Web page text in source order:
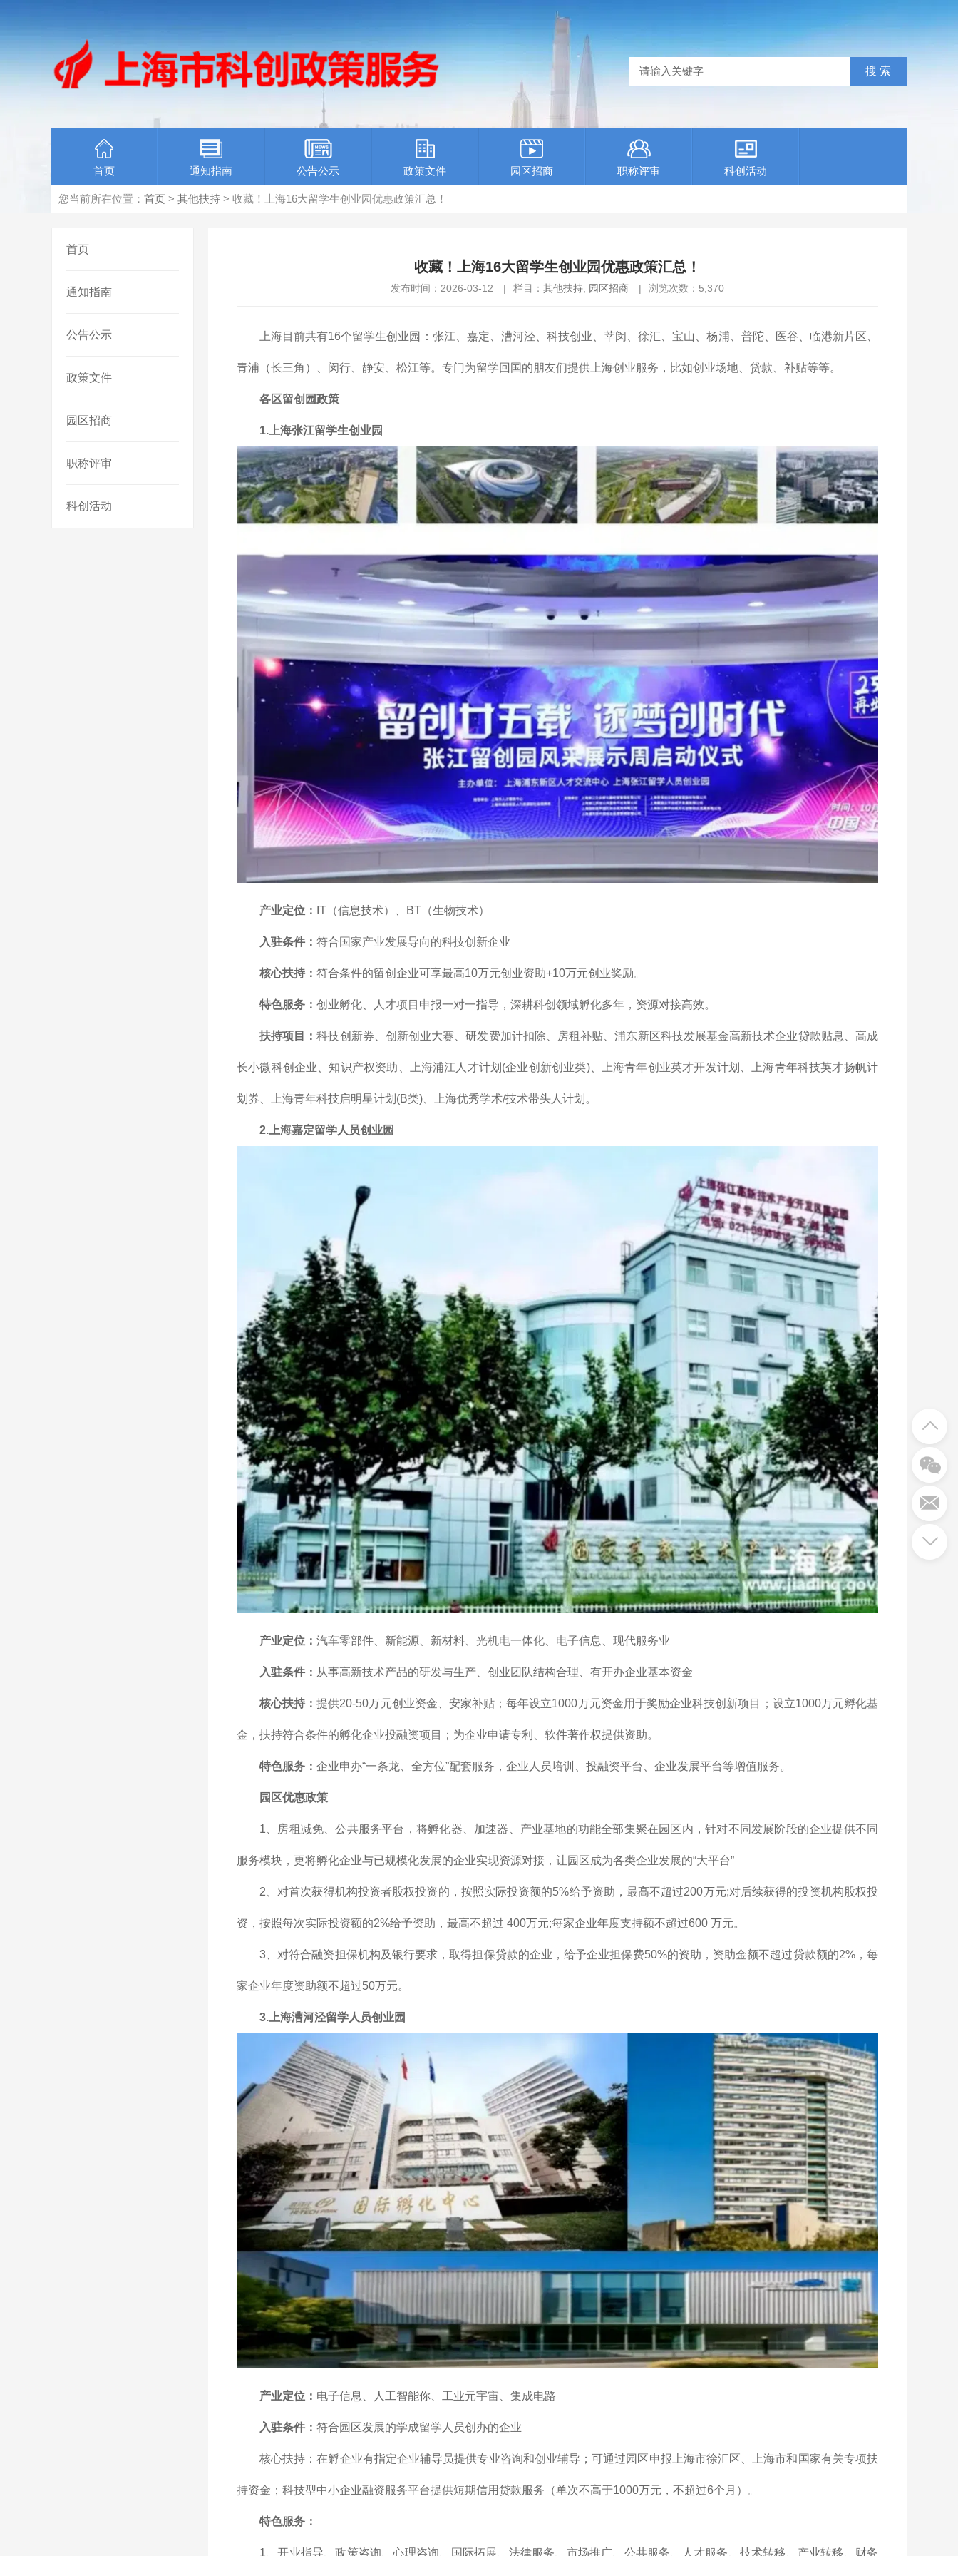
首页 通知指南 公告公示 政策文件 园区招商 职称评审 科创活动
您当前所在位置： 首页 > 其他扶持 > 收藏！上海16大留学生创业园优惠政策汇总！
首页
通知指南
公告公示
政策文件
园区招商
职称评审
科创活动
收藏！上海16大留学生创业园优惠政策汇总！
发布时间：2026-03-12 | 栏目： 其他扶持 园区招商 | 浏览次数： 5,370
上海目前共有16个留学生创业园：张江、嘉定、漕河泾、科技创业、莘闵、徐汇、宝山、杨浦、普陀、医谷、临港新片区、
青浦（长三角）、闵行、静安、松江等。专门为留学回国的朋友们提供上海创业服务，比如创业场地、贷款、补贴等等。
各区留创园政策
1.上海张江留学生创业园
产业定位 ： IT（信息技术）、BT（生物技术）
入驻条件： 符合国家产业发展导向的科技创新企业
核心扶持： 符合条件的留创企业可享最高10万元创业资助+10万元创业奖励。
特色服务： 创业孵化、人才项目申报一对一指导，深耕科创领域孵化多年，资源对接高效。
扶持项目：科技创新券、创新创业大赛、研发费加计扣除、房租补贴、浦东新区科技发展基金高新技术企业贷款贴息、高成
长小微科创企业、知识产权资助、上海浦江人才计划(企业创新创业类)、上海青年创业英才开发计划、上海青年科技英才扬帆计
划券、上海青年科技启明星计划(B类)、上海优秀学术/技术带头人计划。
2.上海嘉定留学人员创业园
产业定位： 汽车零部件、新能源、新材料、光机电一体化、电子信息、现代服务业
入驻条件： 从事高新技术产品的研发与生产、创业团队结构合理、有开办企业基本资金
核心扶持：提供20-50万元创业资金、安家补贴；每年设立1000万元资金用于奖励企业科技创新项目；设立1000万元孵化基
金，扶持符合条件的孵化企业投融资项目；为企业申请专利、软件著作权提供资助。
特色服务： 企业申办“一条龙、全方位”配套服务，企业人员培训、投融资平台、企业发展平台等增值服务。
园区优惠政策
1、房租减免、公共服务平台，将孵化器、加速器、产业基地的功能全部集聚在园区内，针对不同发展阶段的企业提供不同
服务模块，更将孵化企业与已规模化发展的企业实现资源对接，让园区成为各类企业发展的“大平台”
2、对首次获得机构投资者股权投资的，按照实际投资额的5%给予资助，最高不超过200万元;对后续获得的投资机构股权投
资，按照每次实际投资额的2%给予资助，最高不超过 400万元;每家企业年度支持额不超过600 万元。
3、对符合融资担保机构及银行要求，取得担保贷款的企业，给予企业担保费50%的资助，资助金额不超过贷款额的2%，每
家企业年度资助额不超过50万元。
3.上海漕河泾留学人员创业园
产业定位： 电子信息、人工智能你、工业元宇宙、集成电路
入驻条件： 符合园区发展的学成留学人员创办的企业
核心扶持：在孵企业有指定企业辅导员提供专业咨询和创业辅导；可通过园区申报上海市徐汇区、上海市和国家有关专项扶
持资金；科技型中小企业融资服务平台提供短期信用贷款服务（单次不高于1000万元，不超过6个月）。
特色服务：
1、开业指导、政策咨询、心理咨询、国际拓展、法律服务、市场推广、公共服务、人才服务、技术转移、产业转移、财务